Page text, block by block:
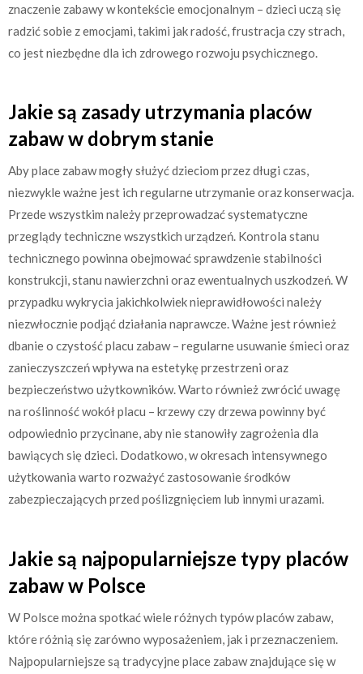
znaczenie zabawy w kontekście emocjonalnym – dzieci uczą się
radzić sobie z emocjami, takimi jak radość, frustracja czy strach,
co jest niezbędne dla ich zdrowego rozwoju psychicznego.
Jakie są zasady utrzymania placów
zabaw w dobrym stanie
Aby place zabaw mogły służyć dzieciom przez długi czas,
niezwykle ważne jest ich regularne utrzymanie oraz konserwacja.
Przede wszystkim należy przeprowadzać systematyczne
przeglądy techniczne wszystkich urządzeń. Kontrola stanu
technicznego powinna obejmować sprawdzenie stabilności
konstrukcji, stanu nawierzchni oraz ewentualnych uszkodzeń. W
przypadku wykrycia jakichkolwiek nieprawidłowości należy
niezwłocznie podjąć działania naprawcze. Ważne jest również
dbanie o czystość placu zabaw – regularne usuwanie śmieci oraz
zanieczyszczeń wpływa na estetykę przestrzeni oraz
bezpieczeństwo użytkowników. Warto również zwrócić uwagę
na roślinność wokół placu – krzewy czy drzewa powinny być
odpowiednio przycinane, aby nie stanowiły zagrożenia dla
bawiących się dzieci. Dodatkowo, w okresach intensywnego
użytkowania warto rozważyć zastosowanie środków
zabezpieczających przed poślizgnięciem lub innymi urazami.
Jakie są najpopularniejsze typy placów
zabaw w Polsce
W Polsce można spotkać wiele różnych typów placów zabaw,
które różnią się zarówno wyposażeniem, jak i przeznaczeniem.
Najpopularniejsze są tradycyjne place zabaw znajdujące się w